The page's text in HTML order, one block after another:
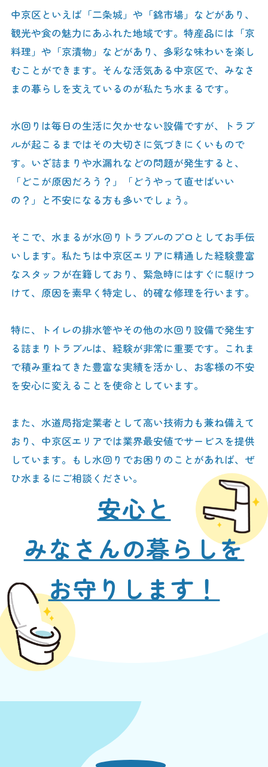
中京区といえば「二条城」や「錦市場」などがあり、
観光や食の魅力にあふれた地域です。特産品には「京
料理」や「京漬物」などがあり、多彩な味わいを楽し
むことができます。そんな活気ある中京区で、みなさ
まの暮らしを支えているのが私たち水まるです。
水回りは毎日の生活に欠かせない設備ですが、トラブ
ルが起こるまではその大切さに気づきにくいもので
す。いざ詰まりや水漏れなどの問題が発生すると、
「どこが原因だろう？」「どうやって直せばいい
の？」と不安になる方も多いでしょう。
そこで、水まるが水回りトラブルのプロとしてお手伝
いします。私たちは中京区エリアに精通した経験豊富
なスタッフが在籍しており、緊急時にはすぐに駆けつ
けて、原因を素早く特定し、的確な修理を行います。
特に、トイレの排水管やその他の水回り設備で発生す
る詰まりトラブルは、経験が非常に重要です。これま
で積み重ねてきた豊富な実績を活かし、お客様の不安
を安心に変えることを使命としています。
また、水道局指定業者として高い技術力も兼ね備えて
おり、中京区エリアでは業界最安値でサービスを提供
しています。もし水回りでお困りのことがあれば、ぜ
ひ水まるにご相談ください。
安心と
みなさんの暮らしを
お守りします！